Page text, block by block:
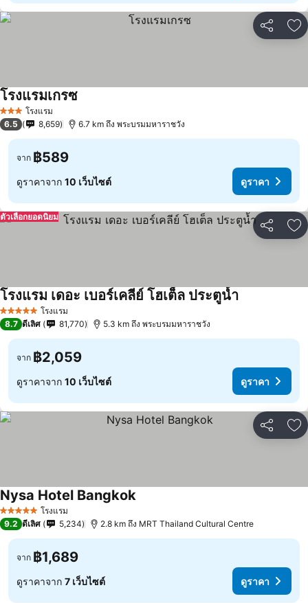
แชร์ เ
3 ดาว โรงแรม
โรงแรมเกรซ
6.5 8,659 6.7 km ถึง พระบรมมหาราชวัง
จาก ฿589
ดูราคาจาก 10 เว็บไซต์ ดูราคา
แชร์ เ
ตัวเลือกยอดนิยม
5 ดาว โรงแรม
โรงแรม เดอะ เบอร์เคลีย์ โฮเต็ล ประตูน้ำ
8.7 ดีเลิศ 81,770 5.3 km ถึง พระบรมมหาราชวัง
จาก ฿2,059
ดูราคาจาก 10 เว็บไซต์ ดูราคา
แชร์ เ
5 ดาว โรงแรม
Nysa Hotel Bangkok
9.2 ดีเลิศ 5,234 2.8 km ถึง MRT Thailand Cultural Centre
จาก ฿1,689
ดูราคาจาก 7 เว็บไซต์ ดูราคา